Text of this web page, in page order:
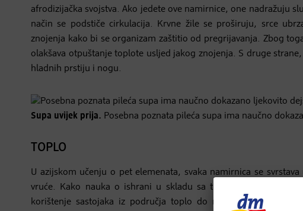
afrodizijačka svojstva. Ako jedete ove namirnice, one nadražuju
način se podstiče cirkulacija. Krvne žile se proširuju, srce
znojenja kako bi se organizam zaštitio od pregrijavanja. Zbog
olakšava otpuštanje toplote usljed jakog znojenja. S druge
hladnih prstiju i nogu.
Supa uvijek prija. Posebna poznata pileća supa ima naučno
TOPLO
U azijskom učenju o pet elemenata, svaka namirnica se
vruće. Kako nauka o ishrani u skladu sa tradicionalnom
korištenje sastojaka iz područja toplo do neutralno i